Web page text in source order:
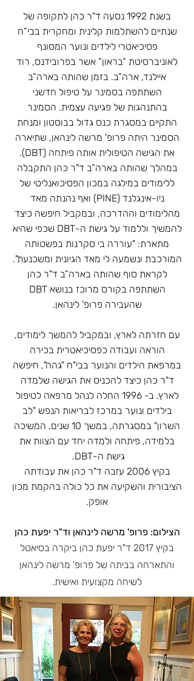
בשנת 1992 נסעה ד"ר כהן לתקופה של
שנתיים להשתלמות קלינית ומחקרית בבי”ח
פסיכיאטרי לילדים ונוער המסונף
לאוניברסיטת “בראון” אשר בפרובידנס, רוד
איילנד, ארה”ב. בזמן שהותה בארה”ב
השתתפה בסמינר על טיפול חדשני
בהתנהגות של פגיעה עצמית. הסמינר
התקיים במסגרת כנס גדול בבוסטון ומנחת
הסמינר היתה פרופ' מרשה לינהאן, שתיארה
את הגישה הטיפולית אותה פיתחה (DBT).
במהלך שהותה בארה”ב ד"ר כהן התקבלה
ללימודים במילגה במכון הפסיכואנליטי של
ניו-אינגלנד (PINE) ואף נהנתה מאד
מהלימודים וההדרכה, ובמקביל חיפשה כיצד
להמשיך וללמוד על גישת ה-DBT שכפי שהיא
מתארת: "עוררה בי סקרנות בפשטותה
המורכבת ונשמעה לי מאד הגיונית ומשכנעת".
לקראת סוף שהותה בארה”ב ד"ר כהן
השתתפה בקורס מרוכז בנושא DBT
שהעבירה פרופ' לינהאן.
עם חזרתה לארץ, ובמקביל להמשך לימודים,
הוראה ועבודה כפסיכיאטרית בכירה
במרפאת הילדים והנוער בבי"ח "גהה", חיפשה
ד"ר כהן כיצד להכניס את הגישה שלמדה
לארץ. ב- 1996 החלה לנהל מרפאה לטיפול
בילדים ונוער במרכז לבריאות הנפש "לב
השרון" במסגרתה, במשך 10 שנים, המשיכה
בלמידה, פיתחה ולמדה יחד עם הצוות את
גישת ה-DBT.
בקיץ 2006 עזבה ד"ר כהן את עבודתה
הציבורית והשקיעה את כל כולה בהקמת מכון
אופק.
הצילום: פרופ' מרשה לינהאן וד"ר יפעת כהן
בקיץ 2017 ד"ר יפעת כהן ביקרה בסיאטל
והתארחה בביתה של פרופ' מרשה לינהאן
לשיחה מקצועית ואישית.